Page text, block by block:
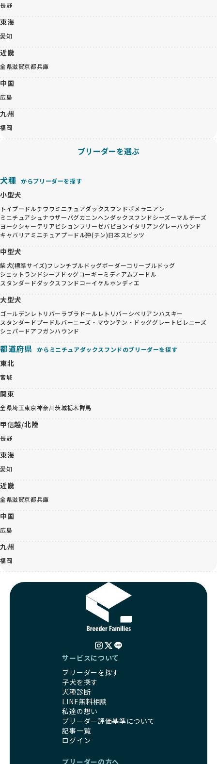
長野
東海
愛知
近畿
全県滋賀京都兵庫
中国
広島
九州
福岡
ブリーダーを選ぶ
犬種 からブリーダーを探す
小型犬
トイプードルチワワミニチュアダックスフンドポメラニアン
ミニチュアシュナウザーパグカニンヘンダックスフンドシーズーマルチーズ
ヨークシャーテリアビションフリーゼパピヨンイタリアングレーハウンド
キャバリア ミニチュアプードル狆(チン)日本スピッツ
中型犬
柴犬(標準サイズ)フレンチブルドッグボーダーコリーブルドッグ
シェットランドシープドッグコーギーミディアムプードル
スタンダードダックスフンドコーイケルホンディエ
大型犬
ゴールデンレトリバー ラブラドールレトリバーシベリアンハスキー
スタンダードプードルバーニーズ・マウンテン・ドッググレートピレニーズ
シェパードアフガンハウンド
都道府県 からミニチュアダックスフンドのブリーダーを探す
東北
宮城
関東
全県埼玉東京神奈川茨城栃木群馬
甲信越/北陸
長野
東海
愛知
近畿
全県滋賀京都兵庫
中国
広島
九州
福岡
サービスについて
ブリーダーを探す
子犬を探す
犬種診断
LINE無料相談
私達の想い
ブリーダー評価基準について
記事一覧
ログイン
ブリーダーの方へ